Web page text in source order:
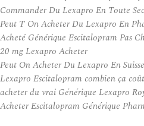
Commander Du Lexapro En Toute
Peut T On Acheter Du Lexapro En
Acheté Générique Escitalopram Pas
20 mg Lexapro Acheter
Peut On Acheter Du Lexapro En Suisse
Lexapro Escitalopram combien ça
acheter du vrai Générique Lexapro
Acheter Escitalopram Générique